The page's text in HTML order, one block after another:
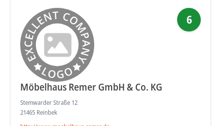
Möbelhaus Remer GmbH & Co. KG
Stemwarder Straße 12
21465 Reinbek
6